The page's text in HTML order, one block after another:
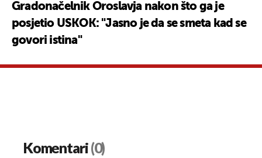
Gradonačelnik Oroslavja nakon što ga je
posjetio USKOK: "Jasno je da se smeta kad se
govori istina"
Komentari(0)